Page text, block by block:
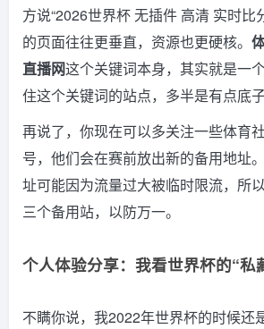
方说“2026世界杯 无插件 高清 实时比
的页面往往更垂直，资源也更硬核。
直播网这个关键词本身，其实就是
住这个关键词的站点，多半是有点底子
再说了，你现在可以多关注一些体育
号，他们会在赛前放出新的备用地址
址可能因为流量过大被临时限流，所
三个备用站，以防万一。
个人体验分享：我看世界杯的“私
不瞒你说，我2022年世界杯的时候还